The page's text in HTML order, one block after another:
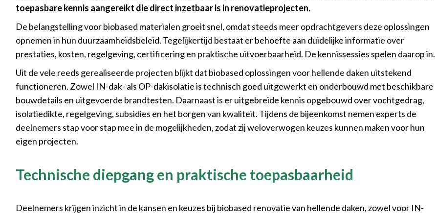
toepasbare kennis aangereikt die direct inzetbaar is in renovatieprojecten.
De belangstelling voor biobased materialen groeit snel, omdat steeds meer opdrachtgevers deze oplossingen
opnemen in hun duurzaamheidsbeleid. Tegelijkertijd bestaat er behoefte aan duidelijke informatie over
prestaties, kosten, regelgeving, certificering en praktische uitvoerbaarheid. De kennissessies spelen daarop in.
Uit de vele reeds gerealiseerde projecten blijkt dat biobased oplossingen voor hellende daken uitstekend
functioneren. Zowel IN-dak- als OP-dakisolatie is technisch goed uitgewerkt en onderbouwd met beschikbare
bouwdetails en uitgevoerde brandtesten. Daarnaast is er uitgebreide kennis opgebouwd over vochtgedrag,
isolatiedikte, regelgeving, subsidies en het borgen van kwaliteit. Tijdens de bijeenkomst nemen experts de
deelnemers stap voor stap mee in de mogelijkheden, zodat zij weloverwogen keuzes kunnen maken voor hun
eigen projecten.
Technische diepgang en praktische toepasbaarheid
Deelnemers krijgen inzicht in de kansen en keuzes bij biobased renovatie van hellende daken, zowel voor IN-